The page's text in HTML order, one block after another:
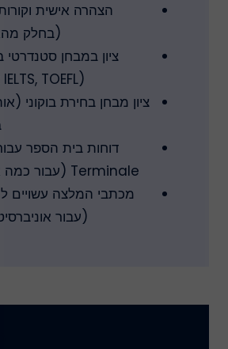
הצהרה אישית וקורות
(בחלק
ציון במבחן סטנדרטי
ציון מבחן בחירת בוקוני (אותו
ב- ACT/SAT)
Terminale (עבור כמה אוניברסיטאות)
מכתבי המלצה עשויים
(עבור